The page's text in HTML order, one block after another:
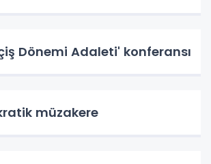
Dönemi Adaleti' konferansı
müzakere